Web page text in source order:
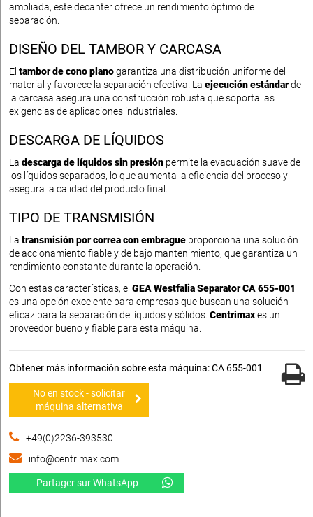
ampliada, este decanter ofrece un rendimiento óptimo de
separación.
DISEÑO DEL TAMBOR Y CARCASA
El tambor de cono planogarantiza una distribución uniforme del
material y favorece la separación efectiva. La ejecución estándarde
la carcasa asegura una construcción robusta que soporta las
exigencias de aplicaciones industriales.
DESCARGA DE LÍQUIDOS
La descarga de líquidos sin presión permite la evacuación suave de
los líquidos separados, lo que aumenta la eficiencia del proceso y
asegura la calidad del producto final.
TIPO DE TRANSMISIÓN
La transmisión por correa con embrague proporciona una solución
de accionamiento fiable y de bajo mantenimiento, que garantiza un
rendimiento constante durante la operación.
Con estas características, el GEA Westfalia Separator CA 655-001
es una opción excelente para empresas que buscan una solución
eficaz para la separación de líquidos y sólidos. Centrimaxes un
proveedor bueno y fiable para esta máquina.
Obtener más información sobre esta máquina: CA 655-001
No en stock - solicitar
máquina alternativa
+49(0)2236-393530
info@centrimax.com
Partager sur WhatsApp